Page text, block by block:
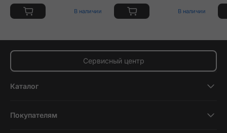
В наличии В наличии
Сервисный центр
Каталог
Планшеты
Покупателям